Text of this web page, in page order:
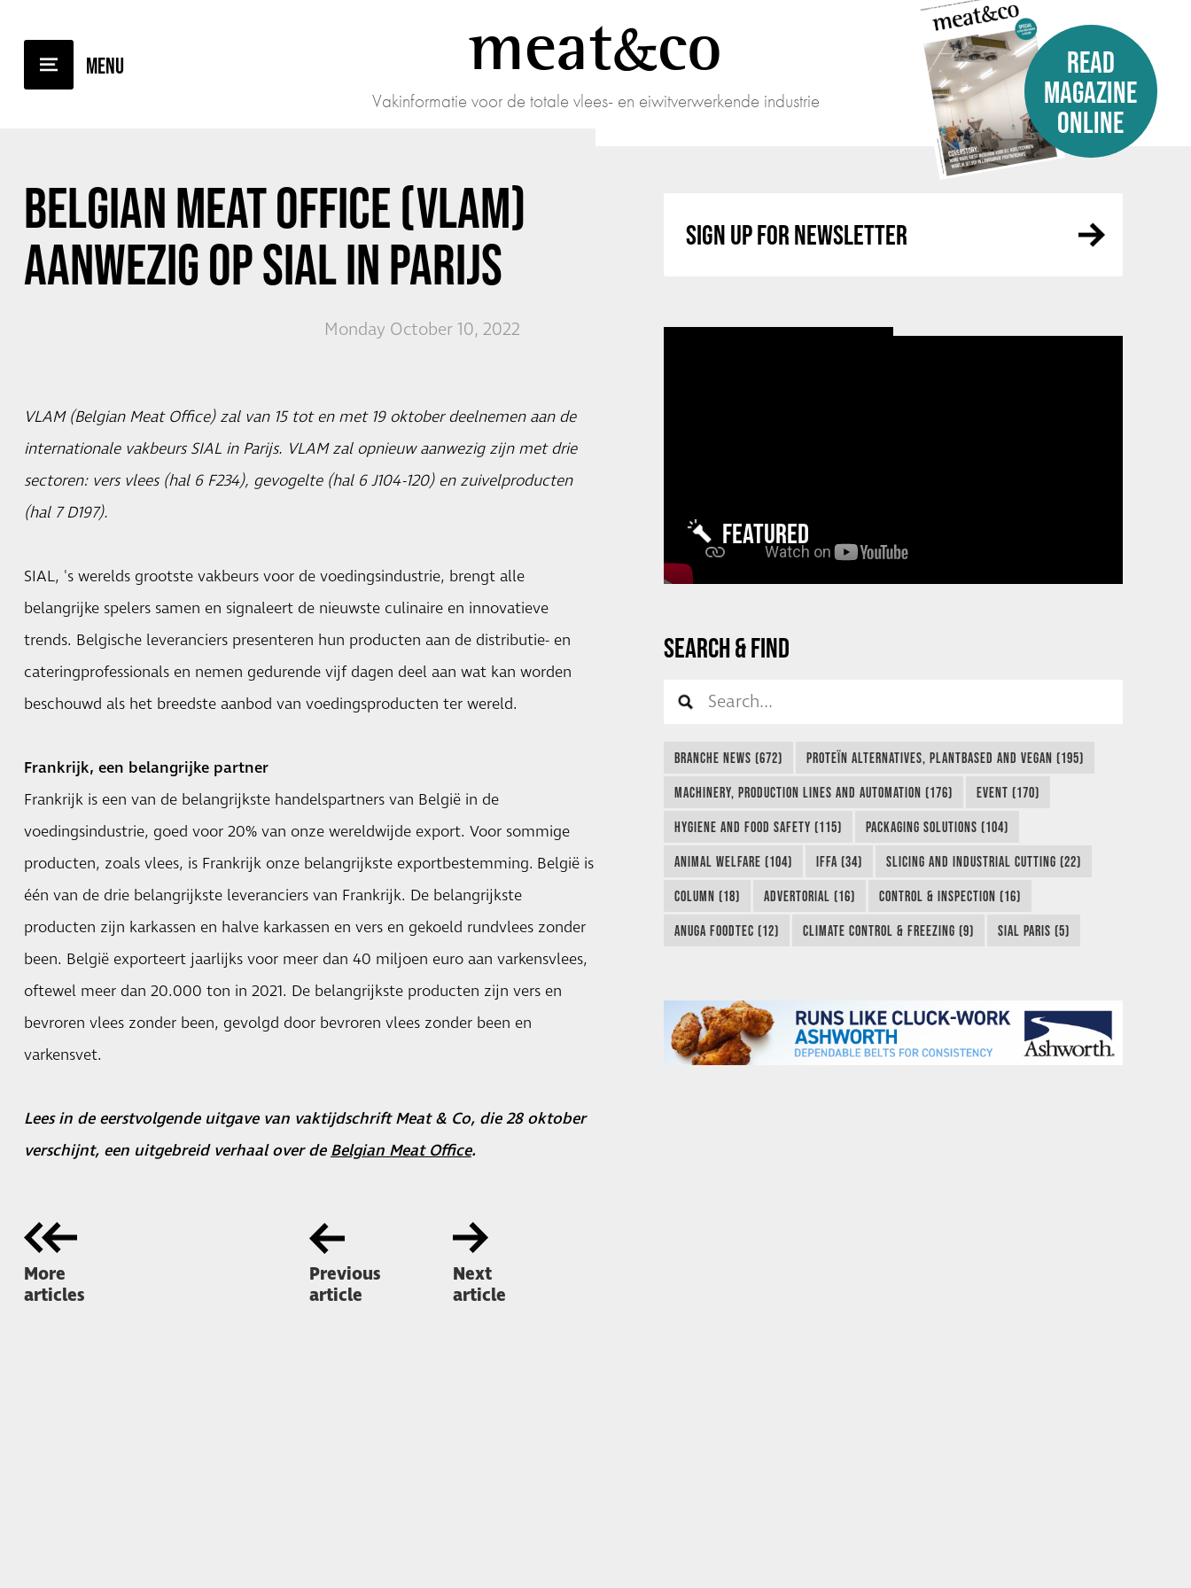
meatco
Vakinformatie voor de totale vlees- en eiwitverwerkende industrie
READ
MAGAZINE
ONLINE
BELGIAN MEAT OFFICE (VLAM)
AANWEZIG OP SIAL IN PARIJS
Monday October 10, 2022
VLAM (Belgian Meat Office) zal van 15 tot en met 19 oktober deelnemen aan de
internationale vakbeurs SIAL in Parijs. VLAM zal opnieuw aanwezig zijn met drie
sectoren: vers vlees (hal 6 F234), gevogelte (hal 6 J104-120) en zuivelproducten
(hal 7 D197).
SIAL, 's werelds grootste vakbeurs voor de voedingsindustrie, brengt alle
belangrijke spelers samen en signaleert de nieuwste culinaire en innovatieve
trends. Belgische leveranciers presenteren hun producten aan de distributie- en
cateringprofessionals en nemen gedurende vijf dagen deel aan wat kan worden
beschouwd als het breedste aanbod van voedingsproducten ter wereld.
Frankrijk, een belangrijke partner
Frankrijk is een van de belangrijkste handelspartners van België in de
voedingsindustrie, goed voor 20% van onze wereldwijde export. Voor sommige
producten, zoals vlees, is Frankrijk onze belangrijkste exportbestemming. België is
één van de drie belangrijkste leveranciers van Frankrijk. De belangrijkste
producten zijn karkassen en halve karkassen en vers en gekoeld rundvlees zonder
been. België exporteert jaarlijks voor meer dan 40 miljoen euro aan varkensvlees,
oftewel meer dan 20.000 ton in 2021. De belangrijkste producten zijn vers en
bevroren vlees zonder been, gevolgd door bevroren vlees zonder been en
varkensvet.
Lees in de eerstvolgende uitgave van vaktijdschrift Meat & Co, die 28 oktober
verschijnt, een uitgebreid verhaal over de Belgian Meat Office.
More
articles
Previous
article
Next
article
SIGN UP FOR NEWSLETTER
FEATURED
SEARCH & FIND
BRANCHE NEWS (672) PROTEÏN ALTERNATIVES, PLANTBASED AND VEGAN (195)
MACHINERY, PRODUCTION LINES AND AUTOMATION (176) EVENT (170)
HYGIENE AND FOOD SAFETY (115) PACKAGING SOLUTIONS (104)
ANIMAL WELFARE (104) IFFA (34) SLICING AND INDUSTRIAL CUTTING (22)
COLUMN (18) ADVERTORIAL (16) CONTROL & INSPECTION (16)
ANUGA FOODTEC (12) CLIMATE CONTROL & FREEZING (9) SIAL PARIS (5)